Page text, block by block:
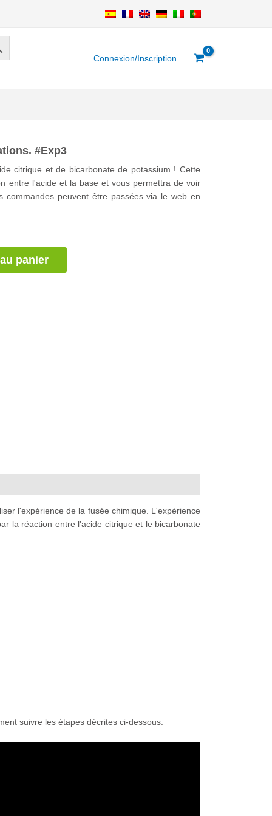
Connexion/Inscription
#Exp3
citrique et de bicarbonate de potassium ! Cette
entre l'acide et la base et vous permettra de voir
peuvent être passées via le web en
panier
l'expérience de la fusée chimique. L'expérience
la réaction entre l'acide citrique et le bicarbonate
suivre les étapes décrites ci-dessous.